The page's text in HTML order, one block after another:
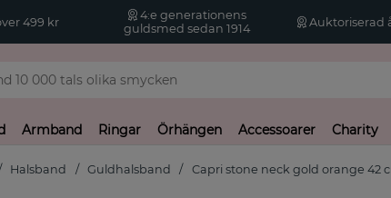
499 kr
4:e generationens
guldsmed sedan 1914
Auktoriserad
Armband Ringar Örhängen Accessoarer Charity
Halsband Guldhalsband Capri stone neck gold orange 42